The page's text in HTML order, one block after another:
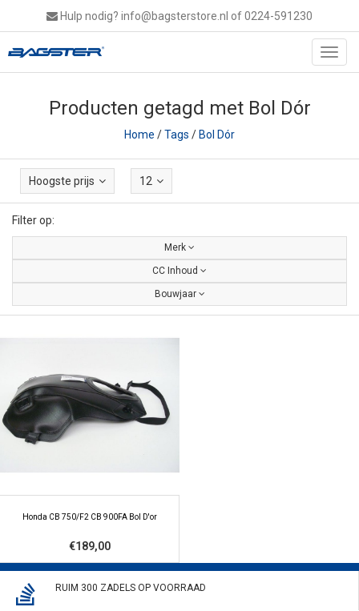
Hulp nodig? info@bagsterstore.nl of 0224-591230
Producten getagd met Bol Dór
Home /Tags /Bol Dór
Hoogste prijs 12
Filter op:
Merk
CC Inhoud
Bouwjaar
Honda CB 750/F2 CB 900FA Bol D'or
€189,00
RUIM 300 ZADELS OP VOORRAAD